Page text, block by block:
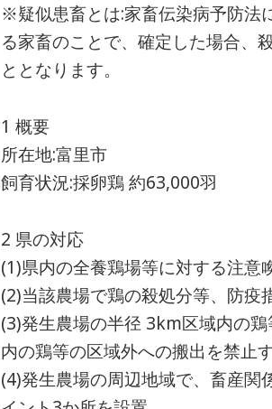
※疑似患畜とは:家畜伝染病予防法
る家畜のことで、確定した場合、
ととなります。
1 概要
所在地:富里市
飼育状況:採卵鶏 約63,000羽
2 県の対応
(1)県内の全養鶏場等に対する注意
(2)当該農場で鶏の殺処分等、防疫
(3)発生農場の半径 3km区域内の
内の鶏等の区域外への搬出を禁止
(4)発生農場の周辺地域で、畜産関